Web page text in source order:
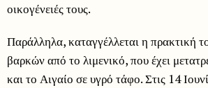
οικογένειές τους.
Παράλληλα, καταγγέλλεται η πρακτική
βαρκών από το λιμενικό, που έχει
και το Αιγαίο σε υγρό τάφο. Στις 14